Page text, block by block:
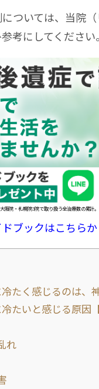
ついては、当院
考にしてください。
院・札幌院3院で取り扱う全治療数の累計。
ブックはこちら
たく感じるのは、
たいと感じる原因
れ